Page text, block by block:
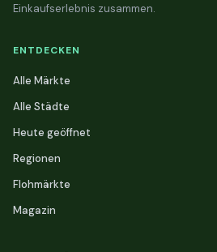
Einkaufserlebnis zusammen.
ENTDECKEN
Alle Märkte
Alle Städte
Heute geöffnet
Regionen
Flohmärkte
Magazin